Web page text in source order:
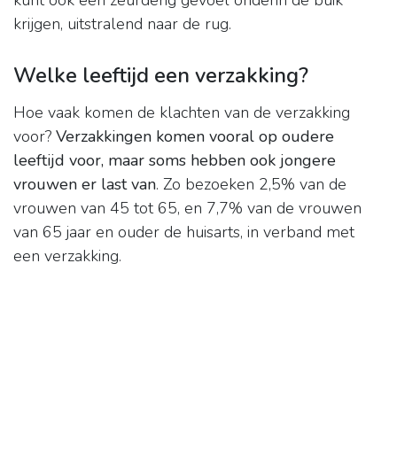
krijgen, uitstralend naar de rug.
Welke leeftijd een verzakking?
Hoe vaak komen de klachten van de verzakking
voor? Verzakkingen komen vooral op oudere
leeftijd voor, maar soms hebben ook jongere
vrouwen er last van. Zo bezoeken 2,5% van de
vrouwen van 45 tot 65, en 7,7% van de vrouwen
van 65 jaar en ouder de huisarts, in verband met
een verzakking.